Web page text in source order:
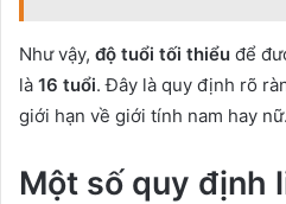
Như vậy, độ tuổi tối thiểu để
là 16 tuổi. Đây là quy định rõ
giới hạn về giới tính nam hay nữ.
Một số quy định